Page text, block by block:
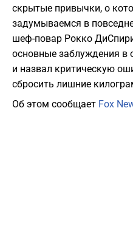
скрытые привычки, о
задумываемся в
шеф-повар Рокко
основные заблуждения в
и назвал критическую
сбросить лишние
Об этом сообщает Fox